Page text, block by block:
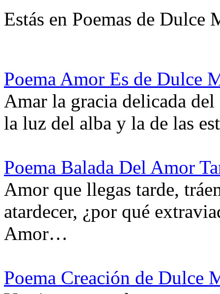
Estás en Poemas de Dulce
Poema Amor Es de Dulce
Amar la gracia delicada
la luz del alba y la de las
Poema Balada Del Amor
Amor que llegas tarde,
atardecer, ¿por qué
Amor…
Poema Creación de Dulce